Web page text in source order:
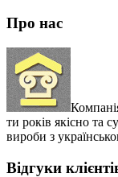
Про нас
ти років якісно та
вироби з
Відгуки